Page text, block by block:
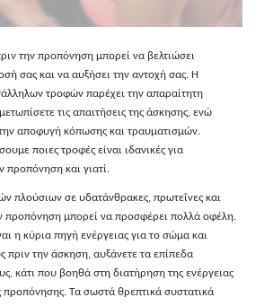
την προπόνηση μπορεί να βελτιώσει
σας και να αυξήσει την αντοχή σας. Η
τροφών παρέχει την απαραίτητη
τις απαιτήσεις της άσκησης, ενώ
αποφυγή κόπωσης και τραυματισμών.
ποιες τροφές είναι ιδανικές για
προπόνηση και γιατί.
πλούσιων σε υδατάνθρακες, πρωτεΐνες και
προπόνηση μπορεί να προσφέρει πολλά οφέλη.
η κύρια πηγή ενέργειας για το σώμα και
πριν την άσκηση, αυξάνετε τα επίπεδα
κάτι που βοηθά στη διατήρηση της ενέργειας
προπόνησης. Τα σωστά θρεπτικά συστατικά